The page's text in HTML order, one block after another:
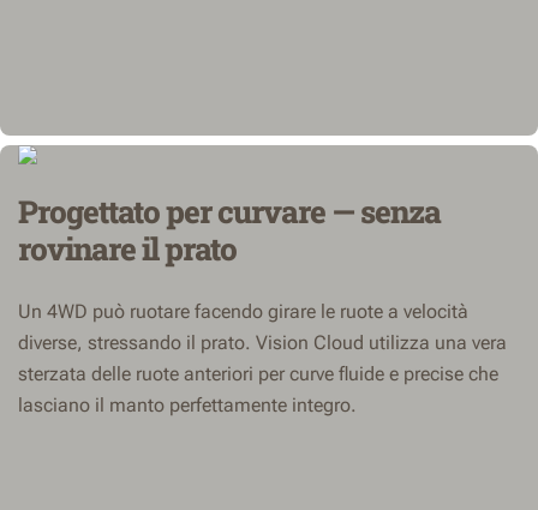
Progettato per curvare — senza
rovinare il prato
Un 4WD può ruotare facendo girare le ruote a velocità
diverse, stressando il prato. Vision Cloud utilizza una vera
sterzata delle ruote anteriori per curve fluide e precise che
lasciano il manto perfettamente integro.